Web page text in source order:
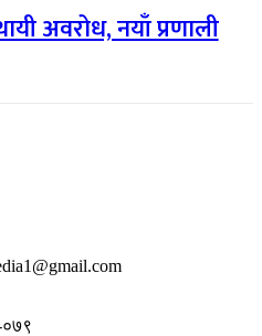
अवरोध, नयाँ प्रणाली
०७९